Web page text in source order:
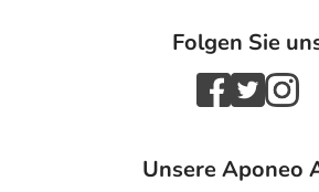
Folgen Sie
Unsere Aponeo